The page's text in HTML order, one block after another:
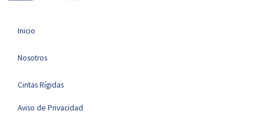
Inicio
Nosotros
Cintas Rígidas
Aviso de Privacidad